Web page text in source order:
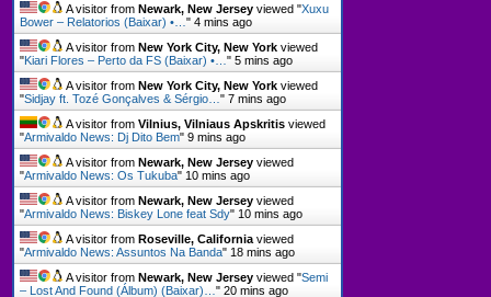
A visitor fromNewark, New Jersey viewed "Xuxu
Bower – Relatorios (Baixar) •…"4 mins ago
A visitor fromNew York City, New York viewed
"Kiari Flores – Perto da FS (Baixar) •…"5 mins ago
A visitor fromNew York City, New York viewed
"Sidjay ft. Tozé Gonçalves & Sérgio…"7 mins ago
A visitor fromVilnius, Vilniaus Apskritis viewed
"Armivaldo News: Dj Dito Bem"9 mins ago
A visitor fromNewark, New Jersey viewed
"Armivaldo News: Os Tukuba" 10 mins ago
A visitor fromNewark, New Jersey viewed
"Armivaldo News: Biskey Lone feat Sdy" 10 mins ago
A visitor fromRoseville, California viewed
"Armivaldo News: Assuntos Na Banda" 18 mins ago
A visitor fromNewark, New Jersey viewed "Semi
– Lost And Found (Álbum) (Baixar)…"20 mins ago